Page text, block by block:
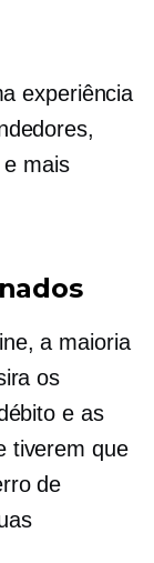
experiência
e mais
a maioria
os
e as
tiverem que
de